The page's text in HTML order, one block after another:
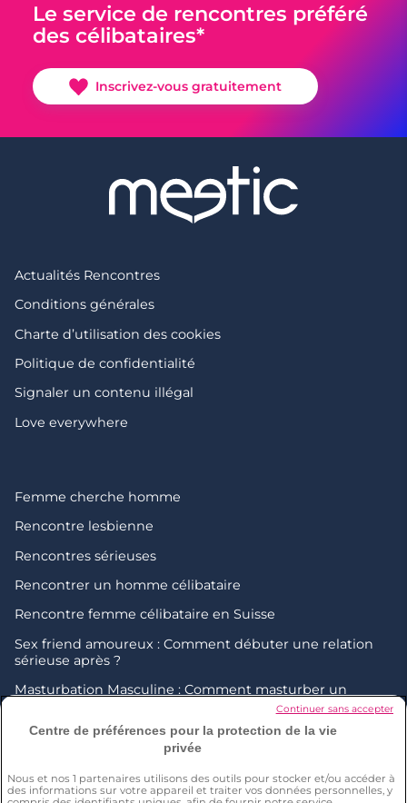
Le service de rencontres préféré
des célibataires*
Inscrivez-vous gratuitement
Actualités Rencontres
Conditions générales
Charte d’utilisation des cookies
Politique de confidentialité
Signaler un contenu illégal
Love everywhere
Femme cherche homme
Rencontre lesbienne
Rencontres sérieuses
Rencontrer un homme célibataire
Rencontre femme célibataire en Suisse
Sex friend amoureux : Comment débuter une relation
sérieuse après ?
Masturbation Masculine : Comment masturber un
Comment faire pour rencontrer de nouvelles personnes
Partagez un tête-à-tête en vidéo
Centre de préférences pour la protection de la vie
privée
Nous et nos 1 partenaires utilisons des outils pour stocker et/ou accéder à
des informations sur votre appareil et traiter vos données personnelles, y
Continuer sans accepter